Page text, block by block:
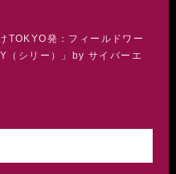
TOKYO発：フィールドワー
（シリー）」by サイバーエ